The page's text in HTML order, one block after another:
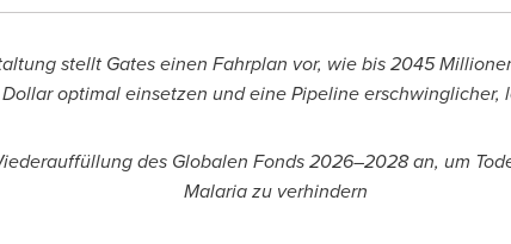
stellt Gates einen Fahrplan vor, wie bis 2045
optimal einsetzen und eine Pipeline
des Globalen Fonds 2026–2028 an, um
Malaria zu verhindern